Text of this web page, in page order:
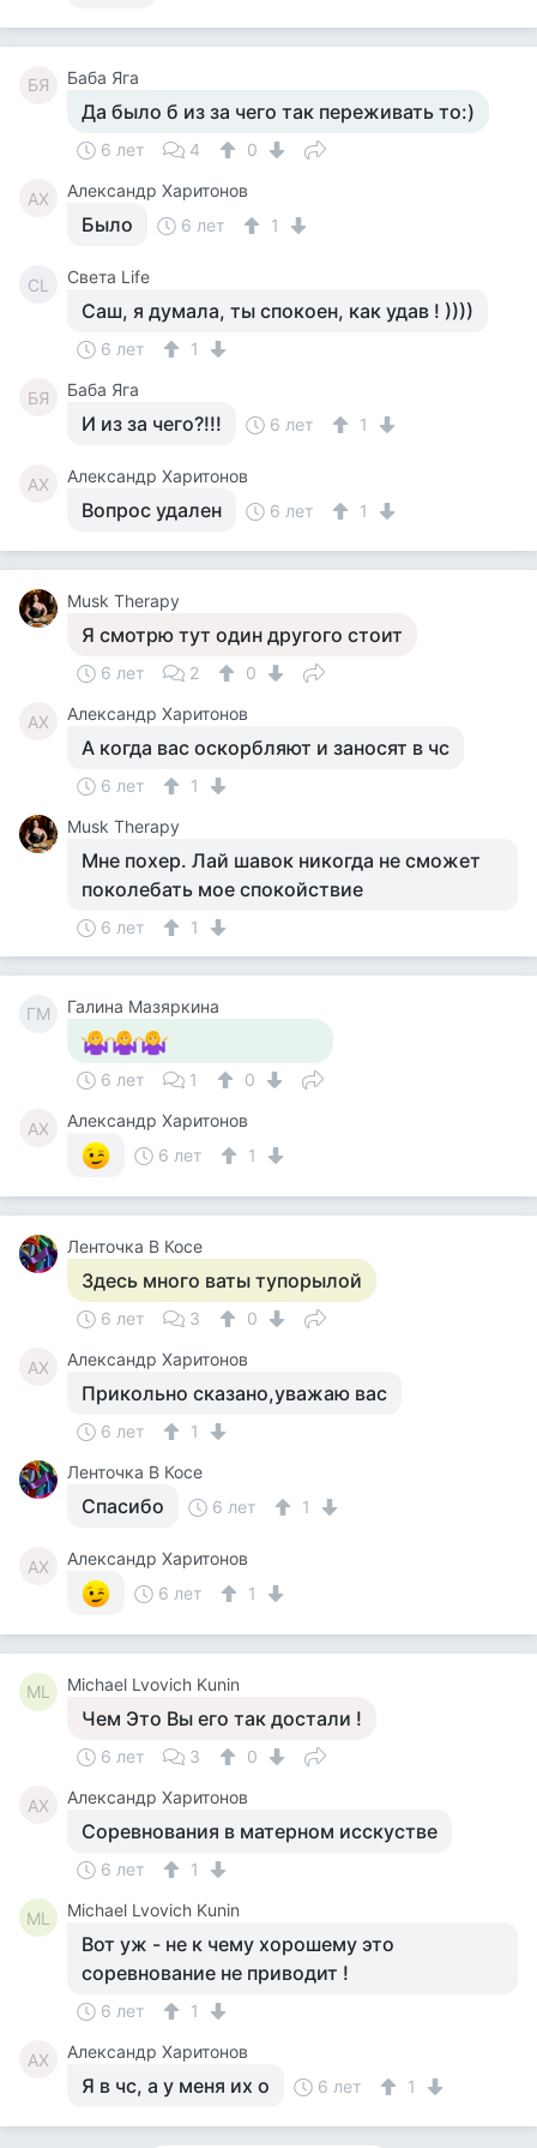
БЯ Баба Яга
Да было б из за чего так переживать то:)
6 лет 4 0
АХ Александр Харитонов
Было 6 лет 1
СL Света Life
Саш, я думала, ты спокоен, как удав ! ))))
6 лет 1
БЯ Баба Яга
И из за чего?!!! 6 лет 1
АХ Александр Харитонов
Вопрос удален 6 лет 1
Musk Therapy
Я смотрю тут один другого стоит
6 лет 2 0
АХ Александр Харитонов
А когда вас оскорбляют и заносят в чс
6 лет
1
Musk Therapy
Мне похер. Лай шавок никогда не сможет
поколебать мое спокойствие
6 лет 1
ГМ Галина Мазяркина
6 лет 1 0
АХ
Александр Харитонов
6 лет
1
Ленточка В Косе
Здесь много ваты тупорылой
6 лет 3 0
АХ Александр Харитонов
Прикольно сказано,уважаю вас
6 лет
1
Ленточка В Косе
Спасибо 6 лет 1
АХ
Александр Харитонов
6 лет
1
ML Michael Lvovich Kunin
Чем Это Вы его так достали !
6 лет 3 0
АХ Александр Харитонов
Соревнования в матерном исскустве
6 лет 1
ML Michael Lvovich Kunin
Вот уж - не к чему хорошему это
соревнование не приводит !
6 лет 1
АХ Александр Харитонов
Я в чс, а у меня их о 6 лет 1